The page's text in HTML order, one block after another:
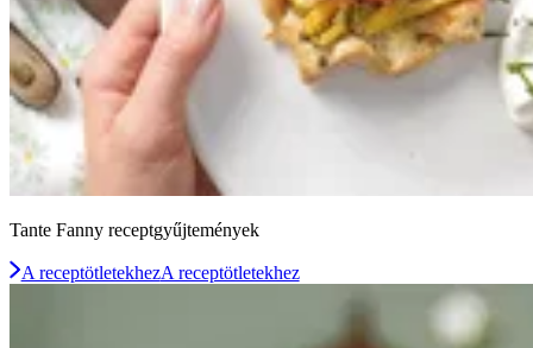
Tante Fanny receptgyűjtemények
A receptötletekhezA receptötletekhez